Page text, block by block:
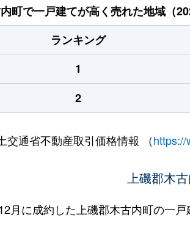
町で一戸建てが高く売れた地域（
ランキング
1
2
交通省不動産取引価格情報 （
上磯郡木
月に成約した上磯郡木古内町の一戸